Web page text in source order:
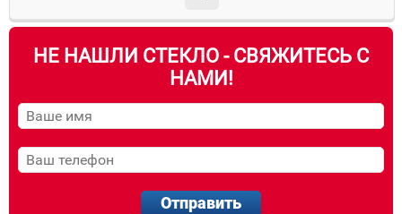
НЕ НАШЛИ СТЕКЛО - СВЯЖИТЕСЬ С
НАМИ!
Отправить